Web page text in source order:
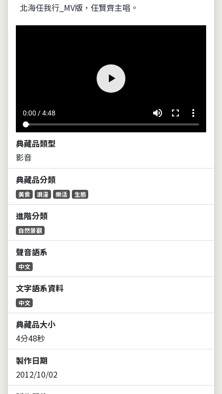
北海任我行_MV版，任賢齊主唱。
0:00 / 4:48 volume_up fullscreen more_vert
典藏品類型
影音
典藏品分類
美食 浪漫 樂活 生態
進階分類
自然景觀
聲音語系
中文
文字語系資料
中文
典藏品大小
4分48秒
製作日期
2012/10/02